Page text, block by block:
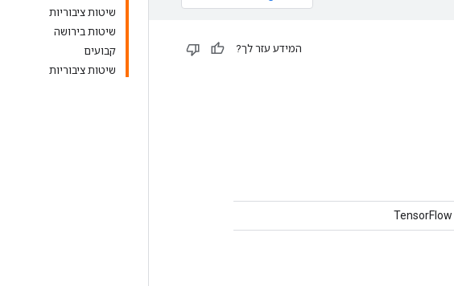
שיטות ציבוריות
שיטות בירושה
קבועים
שיטות ציבוריות
המידע עזר לך?